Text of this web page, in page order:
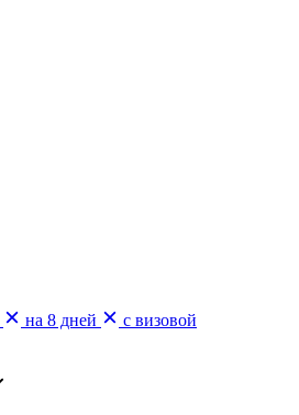
на 8 дней
с визовой